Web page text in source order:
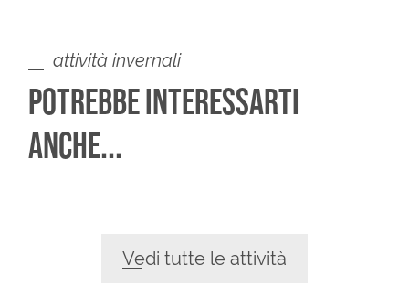
attività invernali
POTREBBE INTERESSARTI
ANCHE...
Vedi tutte le attività